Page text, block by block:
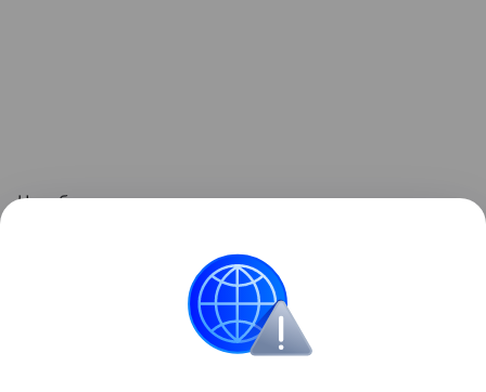
Челябинск
Media Markt ул. Дарвина, 18, ТРК «Кольцо»
Media Markt ул. Молодогвардейцев, 7, ТРК